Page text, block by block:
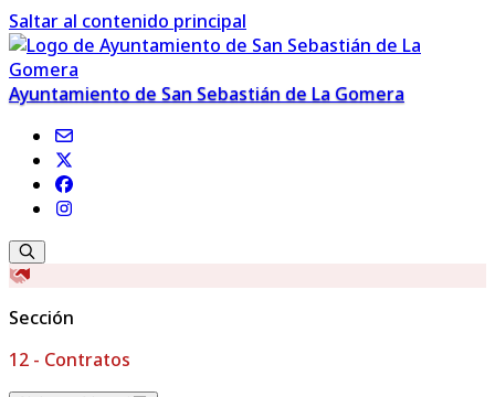
Saltar al contenido principal
Ayuntamiento de San Sebastián de La Gomera
Sección
12 - Contratos